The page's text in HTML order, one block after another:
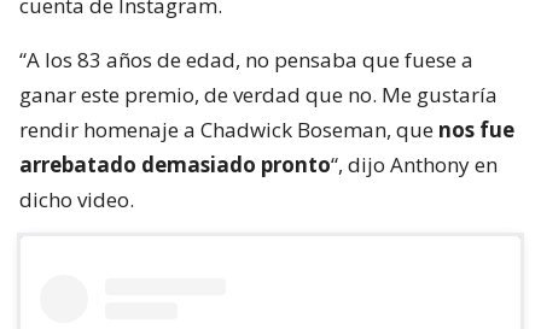
“A los 83 años de edad, no pensaba que fuese a
ganar este premio, de verdad que no. Me gustaría
rendir homenaje a Chadwick Boseman, que nos fue
arrebatado demasiado pronto“, dijo Anthony en
dicho video.